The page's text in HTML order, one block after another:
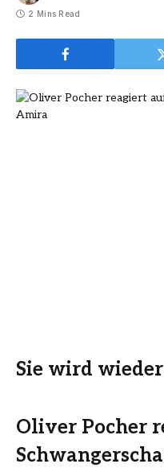
2 Mins Read
Sie wird
Oliver Pocher